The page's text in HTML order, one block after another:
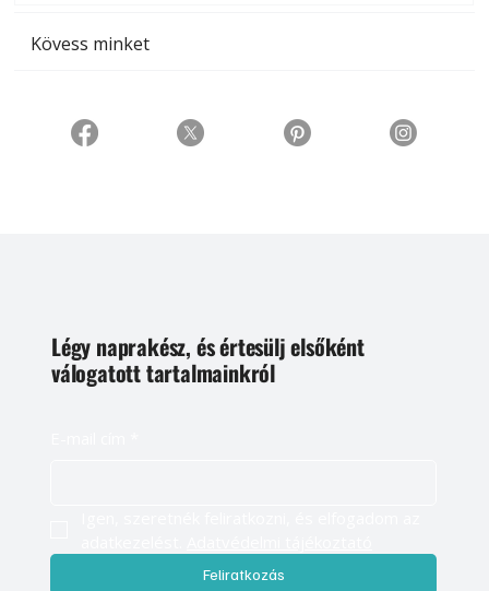
Kövess minket
Légy naprakész, és értesülj elsőként
válogatott tartalmainkról
Feliratkozás